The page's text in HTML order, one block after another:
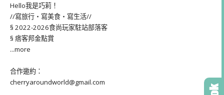
Hello我是巧莉！
//寫旅行・寫美食・寫生活//
§ 2022-2026食尚玩家駐站部落客
§ 痞客邦金點賞
...more
合作邀約：
cherryaroundworld@gmail.com